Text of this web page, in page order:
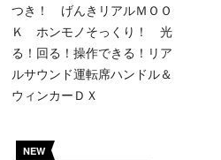
つき！ げんきリアルＭＯＯ
Ｋ ホンモノそっくり！ 光
る！回る！操作できる！リア
ルサウンド運転席ハンドル＆
ウィンカーＤＸ
NEW